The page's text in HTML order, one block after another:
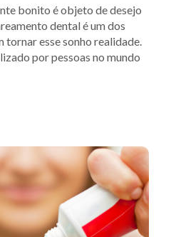
bonito é objeto de desejo
dental é um dos
esse sonho realidade.
por pessoas no mundo